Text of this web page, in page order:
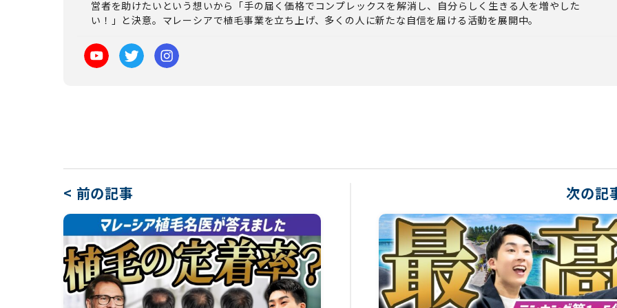
営者を助けたいという想いから「手の届く価格でコンプレックスを解消し、自分らしく生きる人を増やした
い！」と決意。マレーシアで植毛事業を立ち上げ、多くの人に新たな自信を届ける活動を展開中。
< 前の記事 次の記